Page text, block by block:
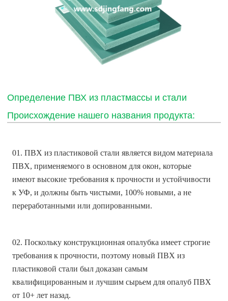
Определение ПВХ из пластмассы и стали
Происхождение нашего названия продукта:
01. ПВХ из пластиковой стали является видом материала
ПВХ, применяемого в основном для окон, которые
имеют высокие требования к прочности и устойчивости
к УФ, и должны быть чистыми, 100% новыми, а не
переработанными или допированными.
02. Поскольку конструкционная опалубка имеет строгие
требования к прочности, поэтому новый ПВХ из
пластиковой стали был доказан самым
квалифицированным и лучшим сырьем для опалуб ПВХ
от 10+ лет назад.